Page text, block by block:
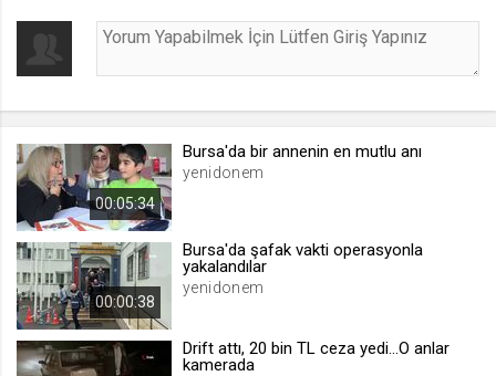
.web.tv
[hash]
.web.tv
Site içeriği önerme
00:05:34
Bursa'da bir annenin en mutlu anı
yenidonem
00:00:38
Bursa'da şafak vakti operasyonla
yakalandılar
yenidonem
Drift attı, 20 bin TL ceza yedi...O anlar
kamerada